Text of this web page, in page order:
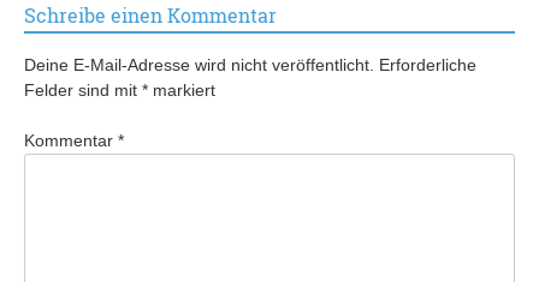
Schreibe einen Kommentar
Deine E-Mail-Adresse wird nicht veröffentlicht. Erforderliche
Felder sind mit * markiert
Kommentar *